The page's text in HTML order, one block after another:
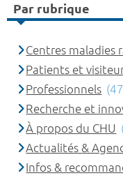
Par rubrique
Centres maladies
Patients et
Professionnels
Recherche et
À propos du CHU
Actualités &
Infos &